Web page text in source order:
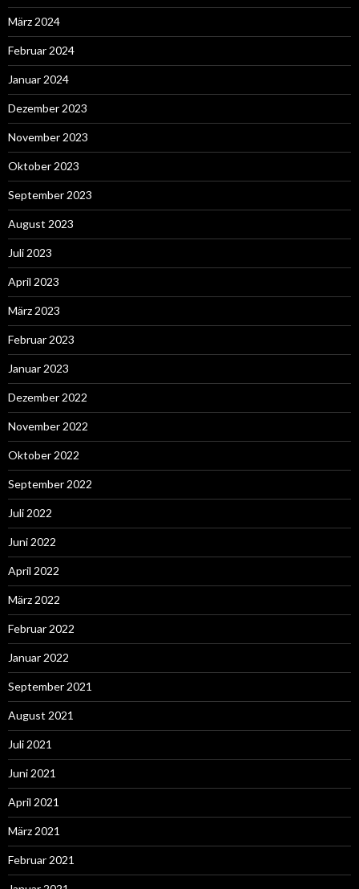
März 2024
Februar 2024
Januar 2024
Dezember 2023
November 2023
Oktober 2023
September 2023
August 2023
Juli 2023
April 2023
März 2023
Februar 2023
Januar 2023
Dezember 2022
November 2022
Oktober 2022
September 2022
Juli 2022
Juni 2022
April 2022
März 2022
Februar 2022
Januar 2022
September 2021
August 2021
Juli 2021
Juni 2021
April 2021
März 2021
Februar 2021